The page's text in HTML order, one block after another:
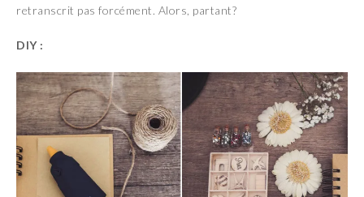
retranscrit pas forcément. Alors, partant?
DIY :